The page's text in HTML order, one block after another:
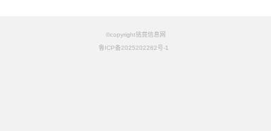
©copyright铭竟信息网
鲁ICP备2025202282号-1